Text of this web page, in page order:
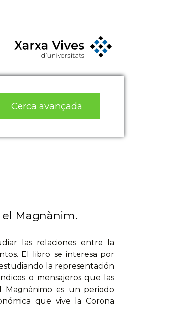
Cerca avançada
el Magnànim.
las relaciones entre la
El libro se interesa por
la representación
o mensajeros que las
Magnánimo es un periodo
que vive la Corona